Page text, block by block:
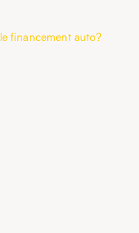
financement auto?